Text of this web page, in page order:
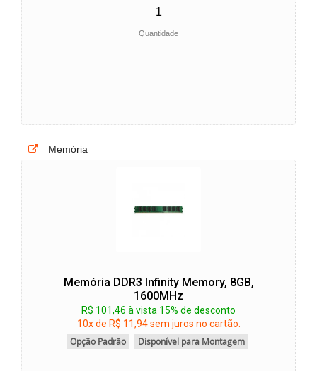
Quantidade
Memória
Memória DDR3 Infinity Memory, 8GB,
1600MHz
R$ 101,46 à vista 15% de desconto
10x de R$ 11,94 sem juros no cartão.
Opção Padrão
Disponível para Montagem